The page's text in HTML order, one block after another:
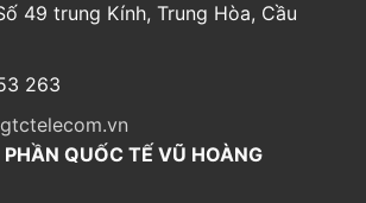
49 trung Kính, Trung Hòa, Cầu
263
QUỐC TẾ VŨ HOÀNG